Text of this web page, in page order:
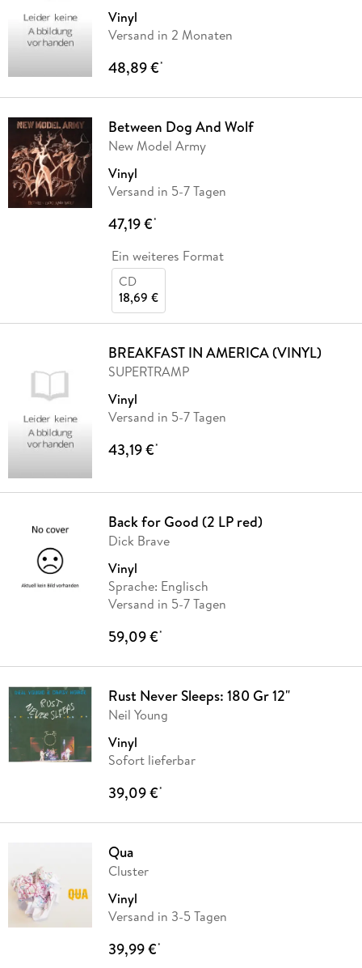
Vinyl
Versand in 2 Monaten
48,89 €*
Between Dog And Wolf
New Model Army
Vinyl
Versand in 5-7 Tagen
47,19 €*
Ein weiteres Format
CD
18,69 €
BREAKFAST IN AMERICA (VINYL)
SUPERTRAMP
Vinyl
Versand in 5-7 Tagen
43,19 €*
Back for Good (2 LP red)
Dick Brave
Vinyl
Sprache: Englisch
Versand in 5-7 Tagen
59,09 €*
Rust Never Sleeps: 180 Gr 12"
Neil Young
Vinyl
Sofort lieferbar
39,09 €*
Qua
Cluster
Vinyl
Versand in 3-5 Tagen
39,99 €*